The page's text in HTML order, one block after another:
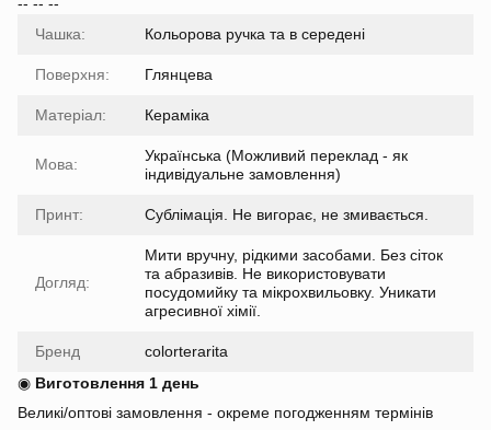
Чашка:
Кольорова ручка та в середені
Поверхня: Глянцева
Матеріал: Кераміка
Мова:
Українська (Можливий переклад - як
індивідуальне замовлення)
Принт: Сублімація. Не вигорає, не змивається.
Догляд:
Мити вручну, рідкими засобами. Без сіток
та абразивів. Не використовувати
посудомийку та мікрохвильовку. Уникати
агресивної хімії.
Бренд
colorterarita
◉ Виготовлення 1 день
Великі/оптові замовлення - окреме погодженням термінів